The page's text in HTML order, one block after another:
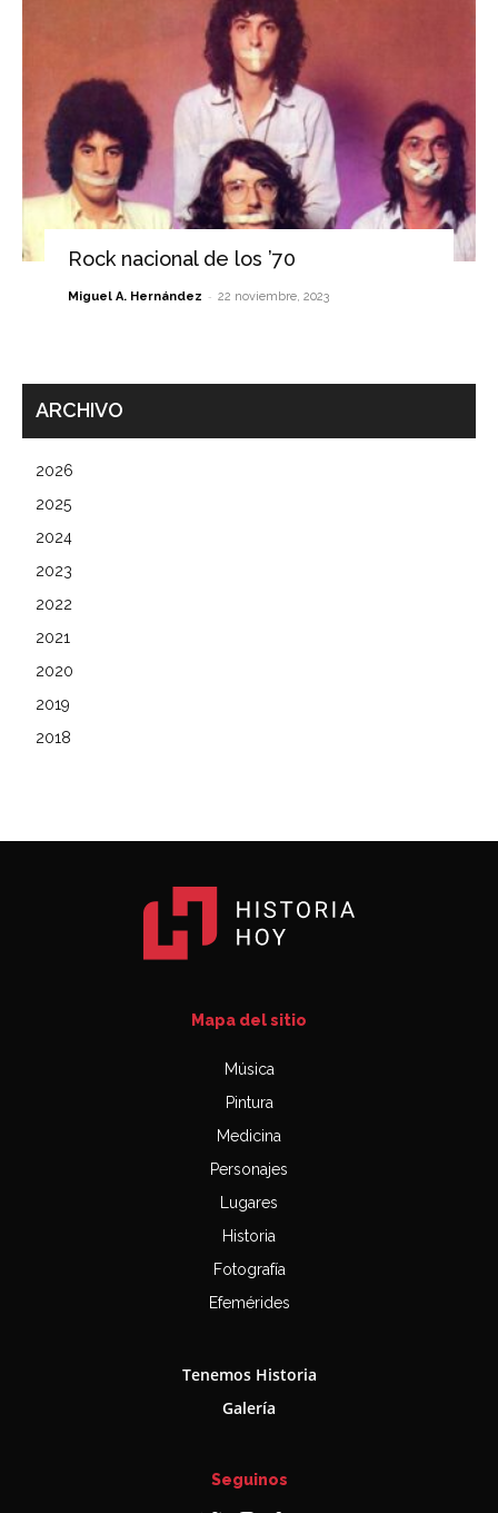
Rock nacional de los ’70
Miguel A. Hernández - 22 noviembre, 2023
ARCHIVO
2026
2025
2024
2023
2022
2021
2020
2019
2018
Mapa del sitio
Música
Pintura
Medicina
Personajes
Lugares
Historia
Fotografía
Efemérides
Tenemos Historia
Galería
Seguinos